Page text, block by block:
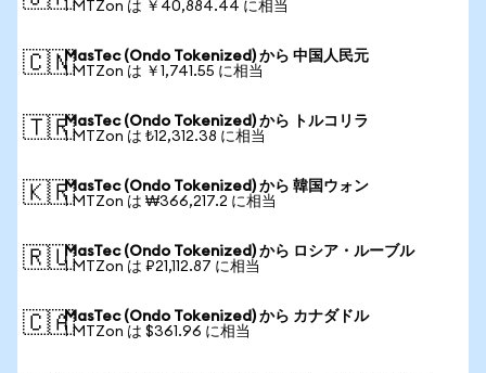
1 MTZon は ￥40,884.44 に相当
🇨🇳MasTec (Ondo Tokenized) から 中国人民元
1 MTZon は ￥1,741.55 に相当
🇹🇷MasTec (Ondo Tokenized) から トルコリラ
1 MTZon は ₺12,312.38 に相当
🇰🇷MasTec (Ondo Tokenized) から 韓国ウォン
1 MTZon は ₩366,217.2 に相当
🇷🇺MasTec (Ondo Tokenized) から ロシア・ルーブル
1 MTZon は ₽21,112.87 に相当
🇨🇦MasTec (Ondo Tokenized) から カナダドル
1 MTZon は $361.96 に相当